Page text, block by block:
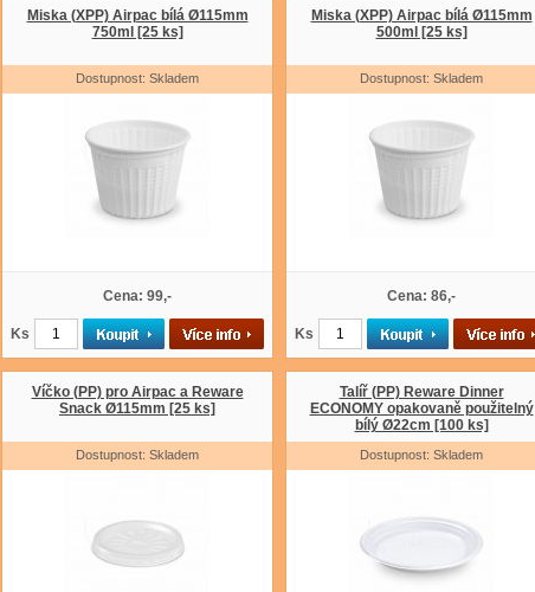
Miska (XPP) Airpac bílá Ø115mm
750ml [25 ks]
Dostupnost: Skladem
Cena: 99,-
Ks
Miska (XPP) Airpac bílá Ø115mm
500ml [25 ks]
Dostupnost: Skladem
Cena: 86,-
Ks
Víčko (PP) pro Airpac a Reware
Snack Ø115mm [25 ks]
Dostupnost: Skladem
Talíř (PP) Reware Dinner
ECONOMY opakovaně použitelný
bílý Ø22cm [100 ks]
Dostupnost: Skladem